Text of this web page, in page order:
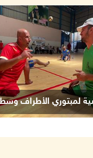
لمبتوري الأطراف